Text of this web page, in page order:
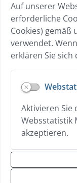
Auf unserer
erforderliche
Cookies)
verwendet.
erklären Sie
Aktivieren Sie
Websstatistik
akzeptieren.
Breitband
Übersicht
Wohnen
Hilfe zur
Erklärung
Impressum